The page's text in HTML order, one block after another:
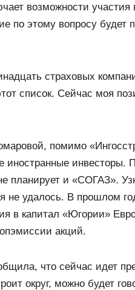
возможности
по этому вопросу будет
страховых
список. Сейчас моя
помимо
иностранные инвесторы.
планирует и «СОГАЗ».
не удалось. В прошлом
в капитал «Югории»
акций.
что сейчас идет
округ, можно будет